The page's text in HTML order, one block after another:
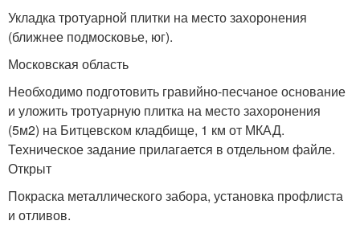
Укладка тротуарной плитки на место захоронения
(ближнее подмосковье, юг).
Московская область
Необходимо подготовить гравийно-песчаное основание
и уложить тротуарную плитка на место захоронения
(5м2) на Битцевском кладбище, 1 км от МКАД.
Техническое задание прилагается в отдельном файле.
Открыт
Покраска металлического забора, установка профлиста
и отливов.